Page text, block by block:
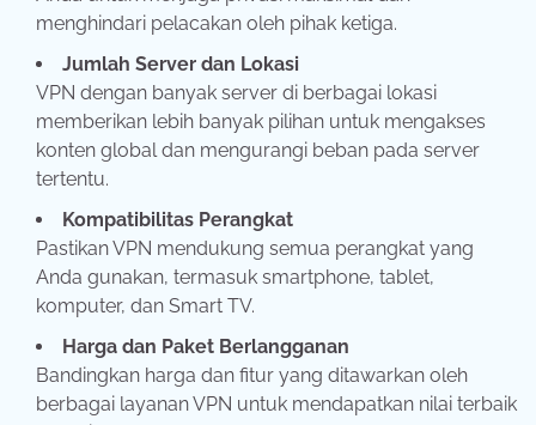
menghindari pelacakan oleh pihak ketiga.
Jumlah Server dan Lokasi
VPN dengan banyak server di berbagai lokasi
memberikan lebih banyak pilihan untuk mengakses
konten global dan mengurangi beban pada server
tertentu.
Kompatibilitas Perangkat
Pastikan VPN mendukung semua perangkat yang
Anda gunakan, termasuk smartphone, tablet,
komputer, dan Smart TV.
Harga dan Paket Berlangganan
Bandingkan harga dan fitur yang ditawarkan oleh
berbagai layanan VPN untuk mendapatkan nilai terbaik